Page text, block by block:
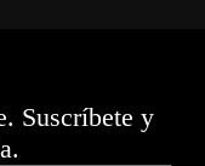
Suscríbete y